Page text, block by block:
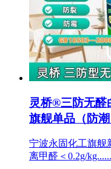
灵桥®三防无
旗舰单品（防潮
宁波永固化工旗舰
离甲醛＜0.2g/kg......